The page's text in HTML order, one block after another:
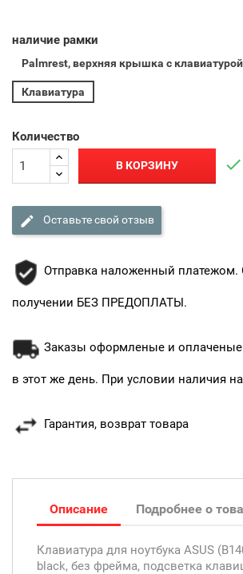
наличие рамки
Palmrest, верхняя крышка с клавиатурой
Клавиатура
Количество
В КОРЗИНУ 
Оставьте свой отзыв
Отправка наложенный платежом.
получении БЕЗ ПРЕДОПЛАТЫ.
Заказы оформленые и оплаченые
в этот же день. При условии наличия
Гарантия, возврат товара
Описание Подробнее о
Клавиатура для ноутбука ASUS
black, без фрейма, подсветка